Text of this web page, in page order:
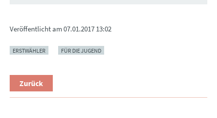
Veröffentlicht am07.01.2017 13:02
ERSTWÄHLER FÜR DIE JUGEND
Zurück